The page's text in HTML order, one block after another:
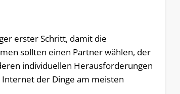
erster Schritt, damit die
sollten einen Partner wählen, der
individuellen Herausforderungen
der Dinge am meisten